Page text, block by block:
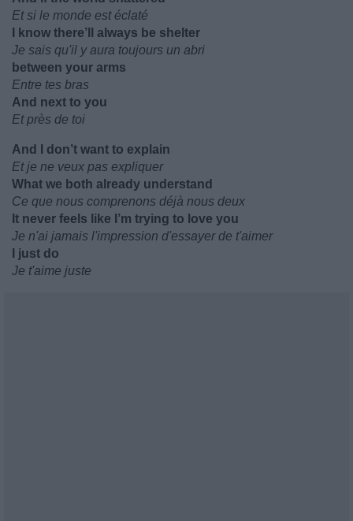
Et si le monde est éclaté
I know there’ll always be shelter
Je sais qu'il y aura toujours un abri
between your arms
Entre tes bras
And next to you
Et près de toi
And I don’t want to explain
Et je ne veux pas expliquer
What we both already understand
Ce que nous comprenons déjà nous deux
It never feels like I’m trying to love you
Je n'ai jamais l'impression d'essayer de t'aimer
I just do
Je t'aime juste